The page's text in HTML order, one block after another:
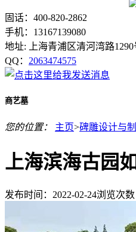
固话：400-820-2862
手机：13167139080
地址: 上海青浦区清河湾路1290
QQ： 2063474575
商艺墓
您的位置： 主页>碑雕设计与
上海滨海古园
发布时间：2022-02-24浏览次数